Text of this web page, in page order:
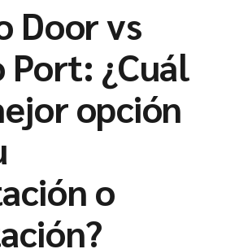
Door vs
¿Cuál
opción
o